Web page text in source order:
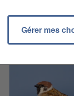
Gérer mes